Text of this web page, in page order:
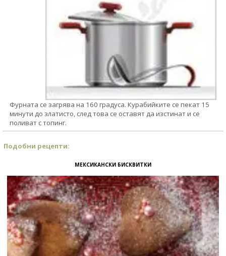
Фурната се загрява на 160 градуса. Курабийките се пекат 15
минути до златисто, след това се оставят да изстинат и се
поливат с топинг.
Подобни рецепти:
МЕКСИКАНСКИ БИСКВИТКИ